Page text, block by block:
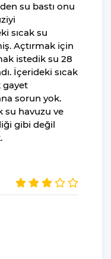
su bastı onu
sıcak su
Açtırmak için
istedik su 28
İçerideki sıcak
gayet
sorun yok.
su havuzu ve
gibi değil